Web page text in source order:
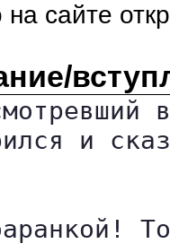
на сайте
и